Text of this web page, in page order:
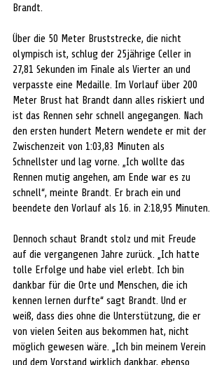
Brandt.
Über die 50 Meter Bruststrecke, die nicht
olympisch ist, schlug der 25jährige Celler in
27,81 Sekunden im Finale als Vierter an und
verpasste eine Medaille. Im Vorlauf über 200
Meter Brust hat Brandt dann alles riskiert und
ist das Rennen sehr schnell angegangen. Nach
den ersten hundert Metern wendete er mit der
Zwischenzeit von 1:03,83 Minuten als
Schnellster und lag vorne. „Ich wollte das
Rennen mutig angehen, am Ende war es zu
schnell“, meinte Brandt. Er brach ein und
beendete den Vorlauf als 16. in 2:18,95 Minuten.
Dennoch schaut Brandt stolz und mit Freude
auf die vergangenen Jahre zurück. „Ich hatte
tolle Erfolge und habe viel erlebt. Ich bin
dankbar für die Orte und Menschen, die ich
kennen lernen durfte“ sagt Brandt. Und er
weiß, dass dies ohne die Unterstützung, die er
von vielen Seiten aus bekommen hat, nicht
möglich gewesen wäre. „Ich bin meinem Verein